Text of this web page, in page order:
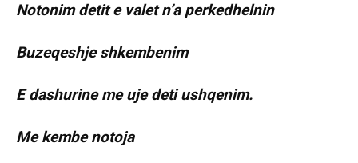
Notonim detit e valet n’a perkedhelnin
Buzeqeshje shkembenim
E dashurine me uje deti ushqenim.
Me kembe notoja